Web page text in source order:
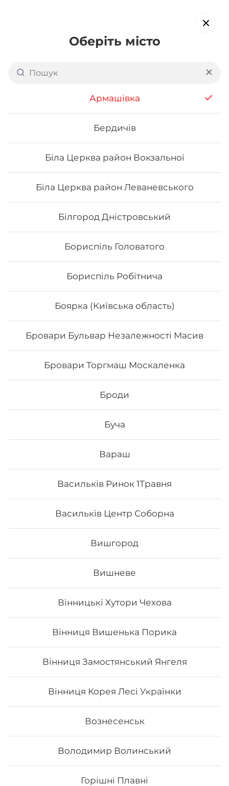
Оберіть місто
Армашівка
Бердичів
Біла Церква район Вокзальної
Біла Церква район Леваневського
Білгород Дністровський
Бориспіль Головатого
Бориспіль Робітнича
Боярка (Київська область)
Бровари Бульвар Незалежності Масив
Бровари Торгмаш Москаленка
Броди
Буча
Вараш
Васильків Ринок 1Травня
Васильків Центр Соборна
Вишгород
Вишневе
Вінницькі Хутори Чехова
Вінниця Вишенька Порика
Вінниця Замостянський Янгеля
Вінниця Корея Лесі Українки
Вознесенськ
Володимир Волинський
Горішні Плавні
Подільському районі
Кропивницького
обирайте страви, які вам подобаються про все інше ми
подбаємо
Акція тижня Сети
Авторські роли
Голді гриль
Грандвей
Склад: рис, норі, сир філадельфія, тигрова креветка,
289₴